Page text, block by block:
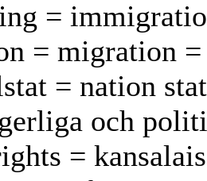
=
= migration
= nation
och
=